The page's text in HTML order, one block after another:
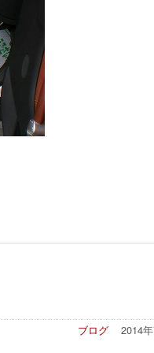
2014
ブログ